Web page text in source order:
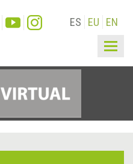
ES EU EN